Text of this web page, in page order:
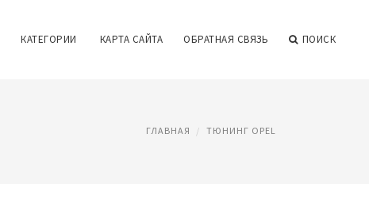
КАТЕГОРИИ КАРТА САЙТА ОБРАТНАЯ СВЯЗЬ ПОИСК
ГЛАВНАЯ ТЮНИНГ OPEL